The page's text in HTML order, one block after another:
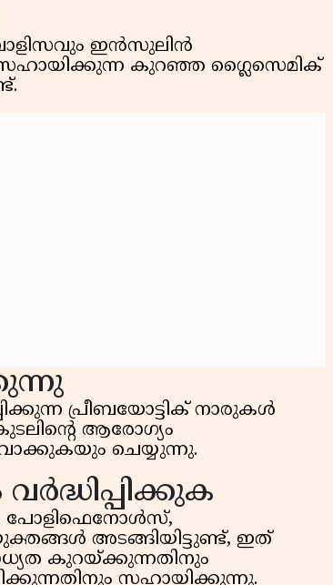
ഇന്‍സുലിന്‍
സഹായിക്കുന്ന കുറഞ്ഞ ഗ്ലൈസെമിക്
പ്രീബയോട്ടിക് നാരുകള്‍
ആരോഗ്യം
ചെയ്യുന്നു.
പോളിഫെനോള്‍സ്,
അടങ്ങിയിട്ടുണ്ട്, ഇത്
കുറയ്ക്കുന്നതിനും
സഹായിക്കുന്നു.